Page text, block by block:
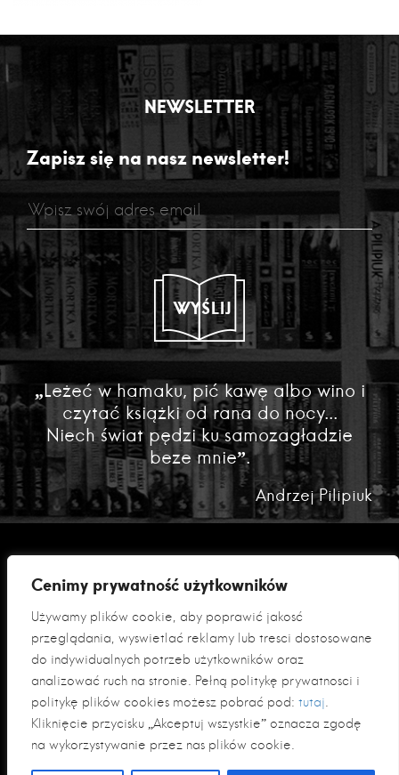
Cenimy prywatność użytkowników
Używamy plików cookie, aby poprawić jakość
przeglądania, wyświetlać reklamy lub treści dostosowane
do indywidualnych potrzeb użytkowników oraz
analizować ruch na stronie. Pełną politykę prywatności i
politykę plików cookies możesz pobrać pod: tutaj.
Kliknięcie przycisku „Akceptuj wszystkie” oznacza zgodę
na wykorzystywanie przez nas plików cookie.
NEWSLETTER
Zapisz się na nasz newsletter!
WYŚLIJ
„Leżeć w hamaku, pić kawę albo wino i
czytać książki od rana do nocy...
Niech świat pędzi ku samozagładzie
beze mnie”.
Andrzej Pilipiuk
Polityka prywatności
Klauzula informacyjna RODO